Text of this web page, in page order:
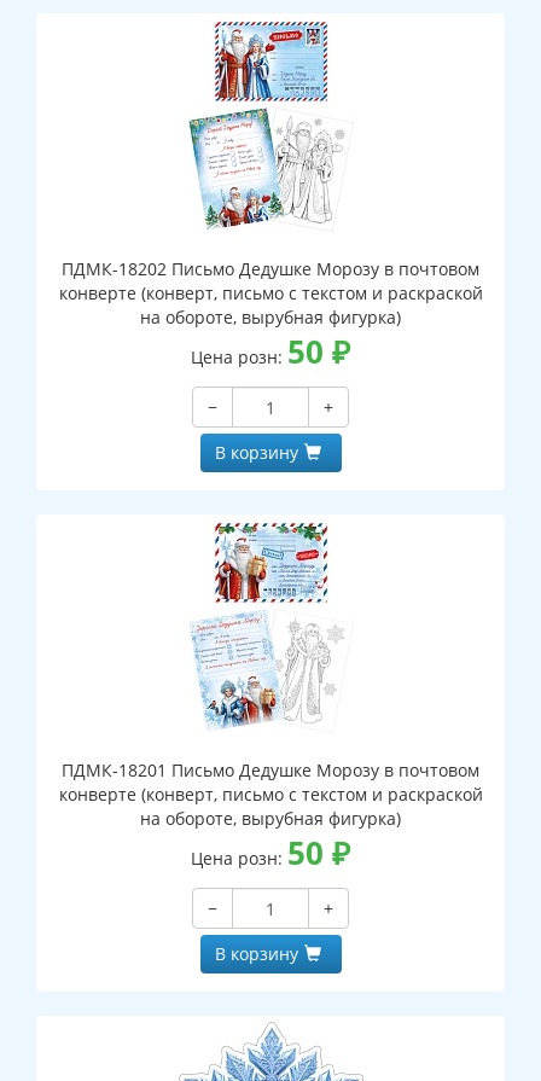
ПДМК-18202 Письмо Дедушке Морозу в почтовом
конверте (конверт, письмо с текстом и раскраской
на обороте, вырубная фигурка)
Цена розн: 50 ₽
−
+
В корзину
ПДМК-18201 Письмо Дедушке Морозу в почтовом
конверте (конверт, письмо с текстом и раскраской
на обороте, вырубная фигурка)
Цена розн: 50 ₽
−
+
В корзину